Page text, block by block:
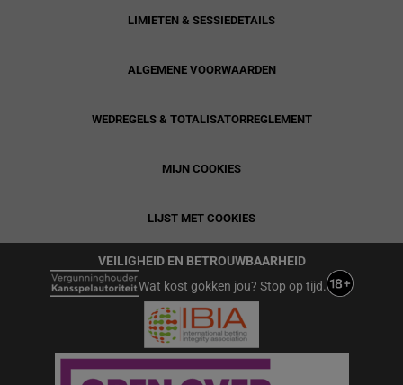
LIMIETEN & SESSIEDETAILS
ALGEMENE VOORWAARDEN
WEDREGELS & TOTALISATORREGLEMENT
MIJN COOKIES
LIJST MET COOKIES
VEILIGHEID EN BETROUWBAARHEID
Wat kost gokken jou? Stop op tijd.